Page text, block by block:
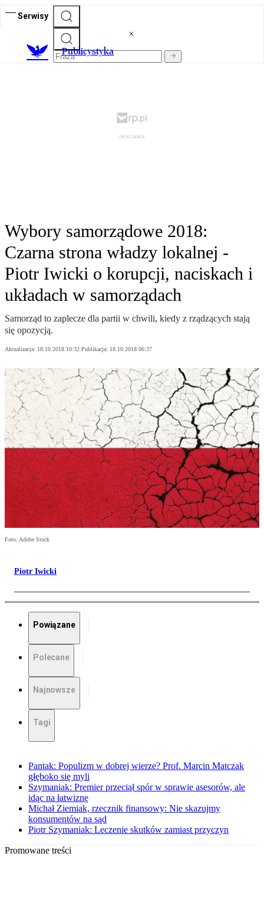
Serwisy
Publicystyka
Wybory samorządowe 2018:
Czarna strona władzy lokalnej -
Piotr Iwicki o korupcji, naciskach i
układach w samorządach
Samorząd to zaplecze dla partii w chwili, kiedy z rządzących stają
się opozycją.
Aktualizacja: 18.10.2018 10:32 Publikacja: 18.10.2018 06:37
Foto: Adobe Stock
Piotr Iwicki
Powiązane
Polecane
Najnowsze
Tagi
Pantak: Populizm w dobrej wierze? Prof. Marcin Matczak
głęboko się myli
Szymaniak: Premier przeciął spór w sprawie asesorów, ale
idąc na łatwiznę
Michał Ziemiak, rzecznik finansowy: Nie skazujmy
konsumentów na sąd
Piotr Szymaniak: Leczenie skutków zamiast przyczyn
Promowane treści